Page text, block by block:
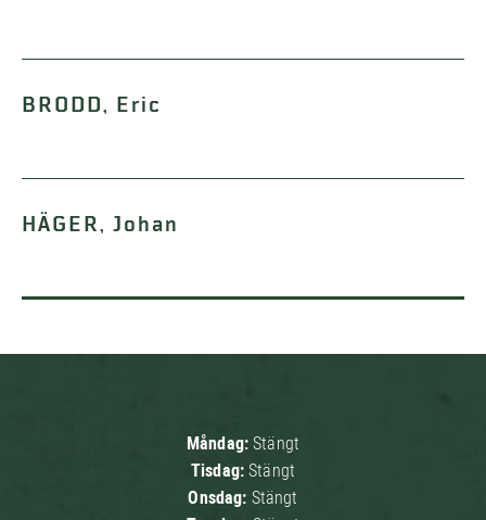
BRODD, Eric
HÄGER, Johan
Måndag:Stängt
Tisdag:Stängt
Onsdag: Stängt